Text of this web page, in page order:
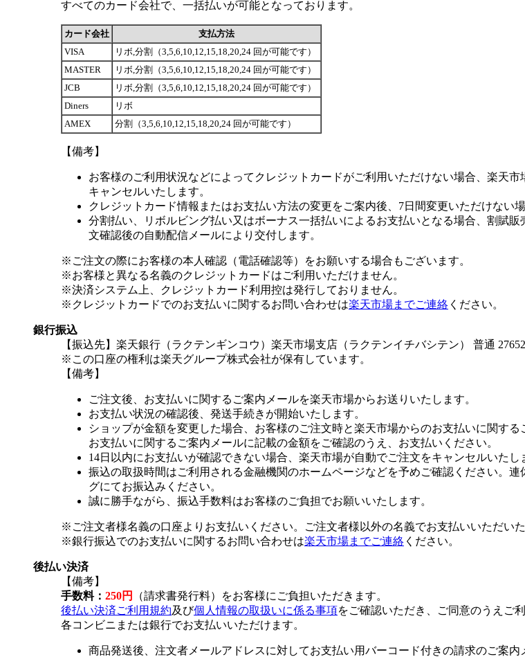
すべてのカード会社で、一括払いが可能となっております。
カード会社
支払方法
VISA
リボ,分割（3,5,6,10,12,15,18,20,24 回が可能です）
MASTER
リボ,分割（3,5,6,10,12,15,18,20,24 回が可能です）
JCB
リボ,分割（3,5,6,10,12,15,18,20,24 回が可能です）
Diners
リボ
AMEX
分割（3,5,6,10,12,15,18,20,24 回が可能です）
【備考】
お客様のご利用状況などによってクレジットカードがご利用いただけない場合、楽天
キャンセルいたします。
クレジットカード情報またはお支払い方法の変更をご案内後、7日間変更いただけない
分割払い、リボルビング払い又はボーナス一括払いによるお支払いとなる場合、割賦
文確認後の自動配信メールにより交付します。
※ご注文の際にお客様の本人確認（電話確認等）をお願いする場合もございます。
※お客様と異なる名義のクレジットカードはご利用いただけません。
※決済システム上、クレジットカード利用控は発行しておりません。
※クレジットカードでのお支払いに関するお問い合わせは楽天市場までご連絡 ください。
銀行振込
【振込先】楽天銀行（ラクテンギンコウ）楽天市場支店（ラクテンイチバシテン） 普通
※この口座の権利は楽天グループ株式会社が保有しています。
【備考】
ご注文後、お支払いに関するご案内メールを楽天市場からお送りいたします。
お支払い状況の確認後、発送手続きが開始いたします。
ショップが金額を変更した場合、お客様のご注文時と楽天市場からのお支払いに関する
お支払いに関するご案内メールに記載の金額をご確認のうえ、お支払いください。
14日以内にお支払いが確認できない場合、楽天市場が自動でご注文をキャンセルいたし
振込の取扱時間はご利用される金融機関のホームページなどを予めご確認ください。
グにてお振込みください。
誠に勝手ながら、振込手数料はお客様のご負担でお願いいたします。
※ご注文者様名義の口座よりお支払いください。ご注文者様以外の名義でお支払いいただい
※銀行振込でのお支払いに関するお問い合わせは楽天市場までご連絡 ください。
後払い決済
【備考】
手数料： 250円
（請求書発行料）をお客様にご負担いただきます。
後払い決済ご利用規約及び個人情報の取扱いに係る事項をご確認いただき、ご同意のうえご利
各コンビニまたは銀行でお支払いいただけます。
商品発送後、注文者メールアドレスに対してお支払い用バーコード付きの請求のご案